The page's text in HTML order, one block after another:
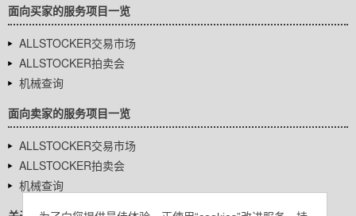
面向买家的服务项目一览
ALLSTOCKER交易市场
ALLSTOCKER拍卖会
机械查询
面向卖家的服务项目一览
ALLSTOCKER交易市场
ALLSTOCKER拍卖会
机械查询